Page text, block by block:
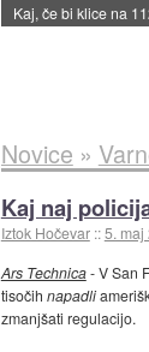
Quake ob 30-letnici
Novice »
Kaj naj
Iztok Hočevar ::5. maj
Ars Technica- V San
tisočih napadli
zmanjšati regulacijo.